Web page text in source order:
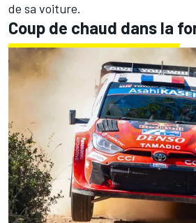
de sa voiture.
Coup de chaud dans la